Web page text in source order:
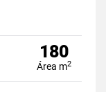
180
Área m2